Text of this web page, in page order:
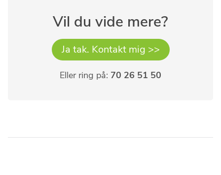
Vil du vide mere?
Ja tak. Kontakt mig >>
Eller ring på: 70 26 51 50